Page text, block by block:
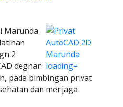
Marunda
2
degnan
pada bimbingan privat
dan menjaga